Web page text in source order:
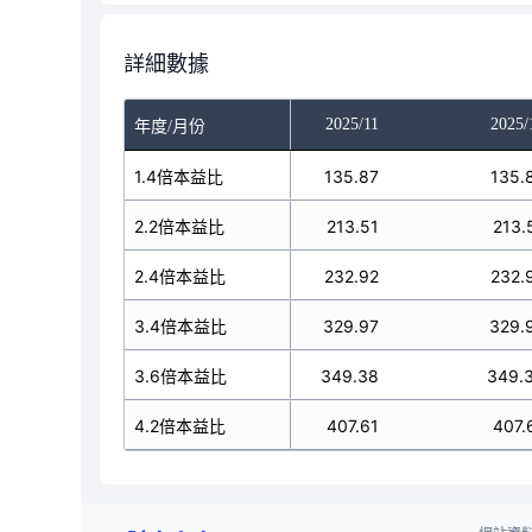
詳細數據
年度/月份
2025/10 2025/11 2025/
1.4倍本益比
2.2倍本益比
2.4倍本益比
3.4倍本益比
3.6倍本益比
4.2倍本益比
135.87 135.87
213.51 213.51
232.92 232.92
329.97 329.97
349.38 349.38
407.61 407.61